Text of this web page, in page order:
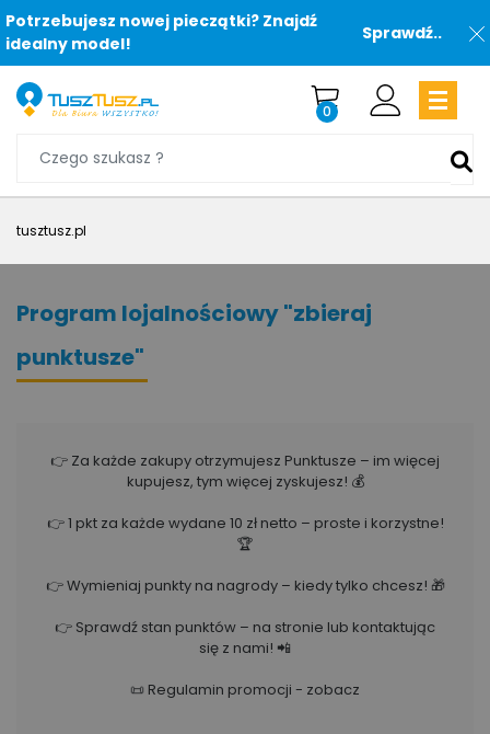
Potrzebujesz nowej pieczątki? Znajdź
idealny model!
Sprawdź..
0
tusztusz.pl
Program lojalnościowy "zbieraj
punktusze"
👉 Za każde zakupy otrzymujesz Punktusze – im więcej
kupujesz, tym więcej zyskujesz! 💰
👉 1 pkt za każde wydane 10 zł netto – proste i korzystne!
🏆
👉 Wymieniaj punkty na nagrody – kiedy tylko chcesz! 🎁
👉 Sprawdź stan punktów – na stronie lub kontaktując
się z nami! 📲
📜 Regulamin promocji - zobacz